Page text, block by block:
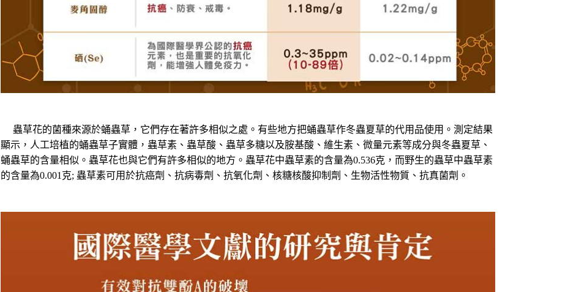
蟲草花的菌種來源於蛹蟲草，它們存在著許多相似之處。有些地方把蛹蟲草作冬蟲夏草的代用品使用。 測定結果
顯示，人工培植的蛹蟲草子實體，蟲草素、蟲草酸、蟲草多糖以及胺基酸、維生素、微量元素等成分與冬蟲夏草、
蛹蟲草的含量相似。蟲草花也與它們有許多相似的地方。 蟲草花中蟲草素的含量為0.536克，而野生的蟲草中蟲草素
的含量為0.001 克; 蟲草素可用於抗癌劑、抗病毒劑、抗氧化劑、核糖核酸抑制劑、生物活性物質、抗真菌劑。